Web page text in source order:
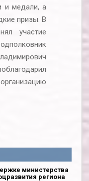
и медали, а
призы. В
участие
министерства
региона